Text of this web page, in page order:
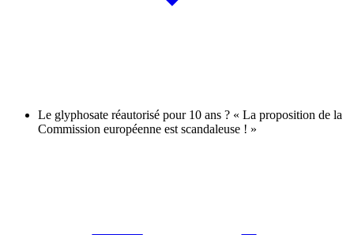
Le glyphosate réautorisé pour 10 ans ? « La proposition de la
Commission européenne est scandaleuse ! »